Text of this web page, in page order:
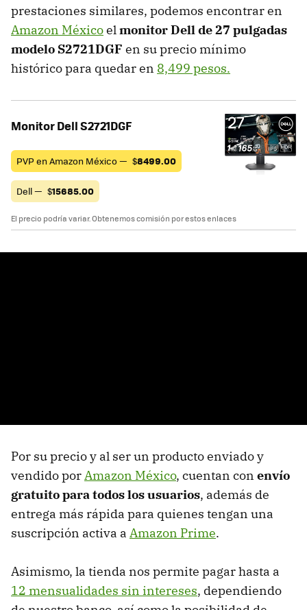
prestaciones similares, podemos encontrar en
Amazon Méxicoelmonitor Dell de 27 pulgadas
modelo S2721DGF en su precio mínimo
histórico para quedar en 8,499 pesos.
Monitor Dell S2721DGF
PVP en Amazon México — $8499.00
Dell — $15685.00
El precio podría variar. Obtenemos comisión por estos enlaces
Por su precio y al ser un producto enviado y
vendido porAmazon México, cuentan con envío
gratuito para todos los usuarios, además de
entrega más rápida para quienes tengan una
suscripción activa a Amazon Prime.
Asimismo, la tienda nos permite pagar hasta a
12 mensualidades sin intereses, dependiendo